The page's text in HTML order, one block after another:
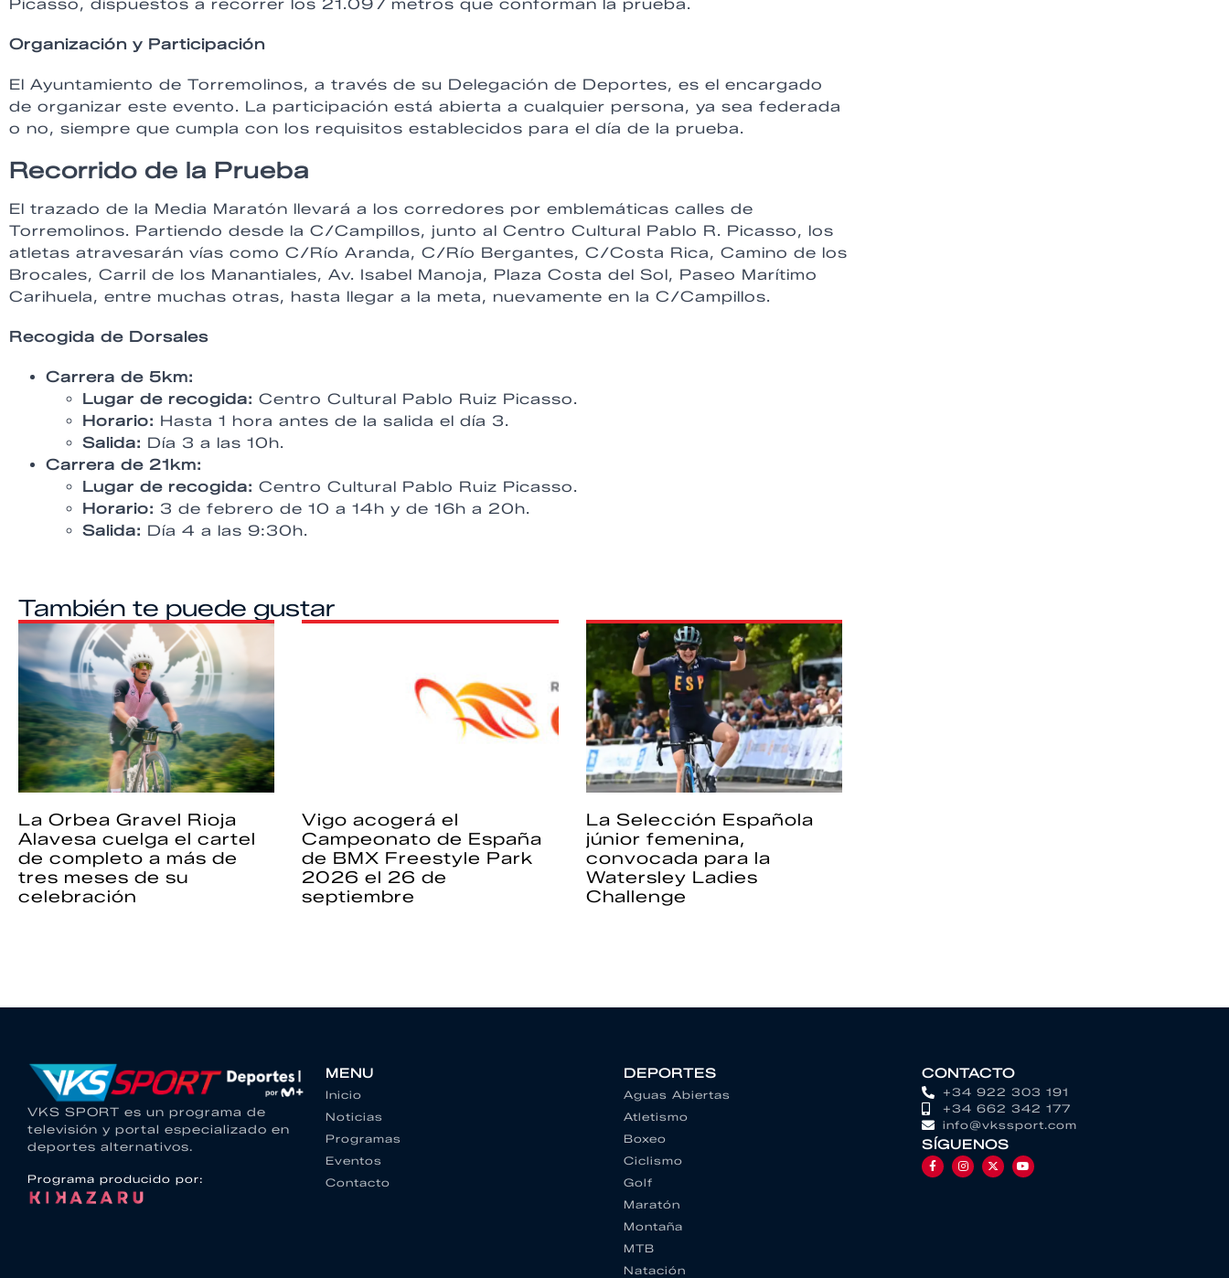
Picasso, dispuestos a recorrer los 21.097 metros que conforman la prueba.
Organización y Participación
El Ayuntamiento de Torremolinos, a través de su Delegación de Deportes, es el encargado
de organizar este evento. La participación está abierta a cualquier persona, ya sea federada
o no, siempre que cumpla con los requisitos establecidos para el día de la prueba.
Recorrido de la Prueba
El trazado de la Media Maratón llevará a los corredores por emblemáticas calles de
Torremolinos. Partiendo desde la C/Campillos, junto al Centro Cultural Pablo R. Picasso, los
atletas atravesarán vías como C/Río Aranda, C/Río Bergantes, C/Costa Rica, Camino de los
Brocales, Carril de los Manantiales, Av. Isabel Manoja, Plaza Costa del Sol, Paseo Marítimo
Carihuela, entre muchas otras, hasta llegar a la meta, nuevamente en la C/Campillos.
Recogida de Dorsales
Carrera de 5km:
Lugar de recogida: Centro Cultural Pablo Ruiz Picasso.
Horario: Hasta 1 hora antes de la salida el día 3.
Salida: Día 3 a las 10h.
Carrera de 21km:
Lugar de recogida: Centro Cultural Pablo Ruiz Picasso.
Horario: 3 de febrero de 10 a 14h y de 16h a 20h.
Salida: Día 4 a las 9:30h.
También te puede gustar
La Orbea Gravel Rioja
Alavesa cuelga el cartel
de completo a más de
tres meses de su
celebración
Vigo acogerá el
Campeonato de España
de BMX Freestyle Park
2026 el 26 de
septiembre
La Selección Española
júnior femenina,
convocada para la
Watersley Ladies
Challenge
VKS SPORT es un programa de
televisión y portal especializado en
deportes alternativos.
Programa producido por:
MENU
Inicio
Noticias
Programas
Eventos
Contacto
DEPORTES
Aguas Abiertas
Atletismo
Boxeo
Ciclismo
Golf
Maratón
Montaña
MTB
Natación
CONTACTO
+34 922 303 191
+34 662 342 177
info@vkssport.com
SÍGUENOS